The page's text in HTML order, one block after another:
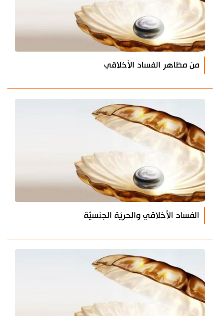
من مظاهر الفساد الأخلاقي
الفساد الأخلاقي والحريّة الجنسيّة